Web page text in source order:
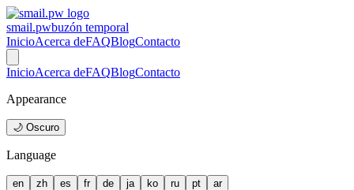
smail.pwbuzón temporal
InicioAcerca deFAQBlogContacto
InicioAcerca deFAQBlogContacto
Appearance
🌙 Oscuro
Language
en zh es fr de ja ko ru pt
ar